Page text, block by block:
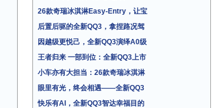
26款奇瑞冰淇淋Easy-Entry，让宝
后置后驱的全新QQ3，拿捏路况驾
因越级更悦己，全新QQ3演绎A0级
王者归来 一部到位：全新QQ3上市
小车亦有大担当：26款奇瑞冰淇淋
眼里有光，终会相遇——全新QQ3
快乐有AI，全新QQ3智达幸福目的